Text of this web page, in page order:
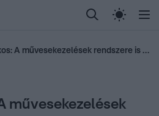
Randi Celeb vagyok,
Most Wanted Gallusz
Hadházy Ákos: A művesekezelések rendszere is az összeomlás szélén van
művesekezelések